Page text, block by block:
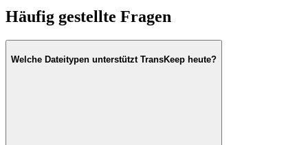
Häufig gestellte Fragen
Welche Dateitypen unterstützt TransKeep heute?